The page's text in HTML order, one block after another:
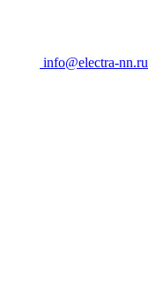
info@electra-nn.ru